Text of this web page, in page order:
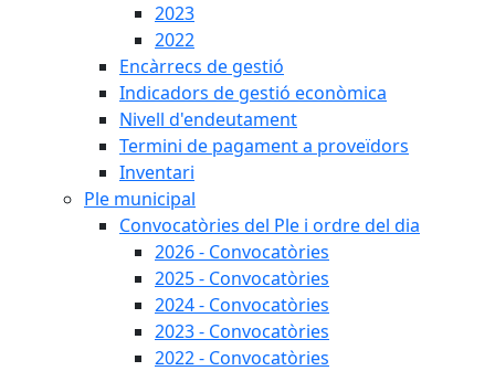
2023
2022
Encàrrecs de gestió
Indicadors de gestió econòmica
Nivell d'endeutament
Termini de pagament a proveïdors
Inventari
Ple municipal
Convocatòries del Ple i ordre del dia
2026 - Convocatòries
2025 - Convocatòries
2024 - Convocatòries
2023 - Convocatòries
2022 - Convocatòries